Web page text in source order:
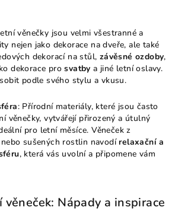
věnečky jsou velmi všestranné a
nejen jako dekorace na dveře, ale také
dekorací na stůl, závěsné ozdoby,
dekorace prosvatby a jiné letní oslavy.
podle svého stylu a vkusu.
: Přírodní materiály, které jsou často
věnečky, vytvářejí přirozený a útulný
pro letní měsíce. Věneček z
sušených rostlin navodí relaxační a
, která vás uvolní a připomene vám
Nápady a inspirace